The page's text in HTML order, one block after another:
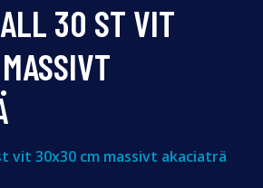
30 ST VIT
vit 30x30 cm massivt akaciaträ